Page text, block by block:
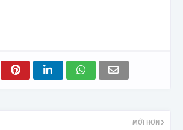
MỚI HƠN